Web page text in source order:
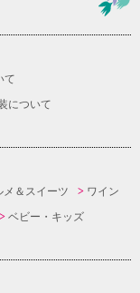
て
について
メ＆スイーツ
ワイン
ベビー・キッズ